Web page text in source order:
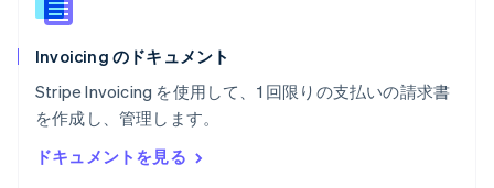
Invoicing のドキュメント
Stripe Invoicing を使用して、1 回限りの支払いの請求書
を作成し、管理します。
ドキュメントを見る
ラトビア
リトアニア
リヒテンシュタイン
Deutsch English
ルーマニア
English